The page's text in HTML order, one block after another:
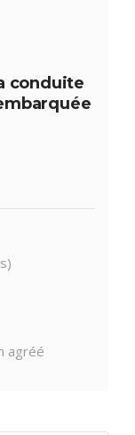
conduite
agréé